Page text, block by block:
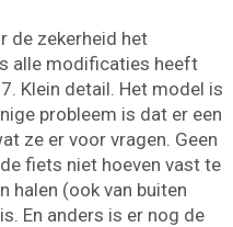
de zekerheid het
alle modificaties heeft
Klein detail. Het model is
probleem is dat er een
ze er voor vragen. Geen
fiets niet hoeven vast te
halen (ook van buiten
En anders is er nog de